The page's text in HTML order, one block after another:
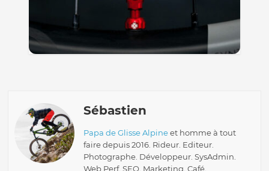
Sébastien
Papa de Glisse Alpineet homme à tout
faire depuis 2016. Rideur. Editeur.
Photographe. Développeur. SysAdmin.
Web Perf. SEO. Marketing. Café.